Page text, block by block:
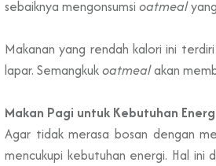
sebaiknya mengonsumsi oatmeal
Makanan yang rendah kalori ini
lapar. Semangkukoatmealakan
Makan Pagi untuk Kebutuhan
Agar tidak merasa bosan dengan
mencukupi kebutuhan energi. Hal ini